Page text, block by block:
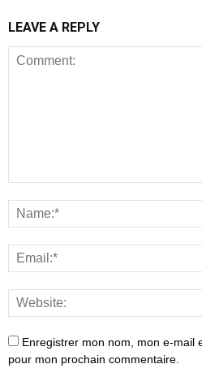
LEAVE A REPLY
Enregistrer mon nom, mon e-mail
pour mon prochain commentaire.